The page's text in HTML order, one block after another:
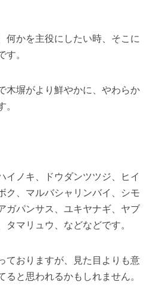
何かを主役にしたい時、そこに
す。
木塀がより鮮やかに、やわらか
。
イノキ、ドウダンツツジ、ヒイ
ク、マルバシャリンバイ、シモ
ガパンサス、ユキヤナギ、ヤブ
タマリュウ、などなどです。
ておりますが、見た目よりも意
と思われるかもしれません。